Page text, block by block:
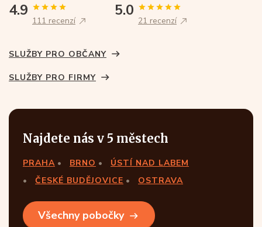
4.9
111 recenzí
5.0
21 recenzí
SLUŽBY PRO OBČANY
SLUŽBY PRO FIRMY
Najdete nás v 5 městech
PRAHA BRNO
ÚSTÍ NAD LABEM
ČESKÉ BUDĚJOVICE
OSTRAVA
Všechny pobočky